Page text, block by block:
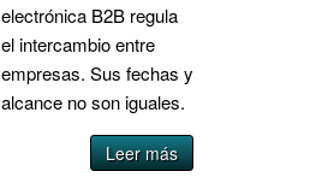
electrónica B2B regula
el intercambio entre
empresas. Sus fechas y
alcance no son iguales.
Leer más